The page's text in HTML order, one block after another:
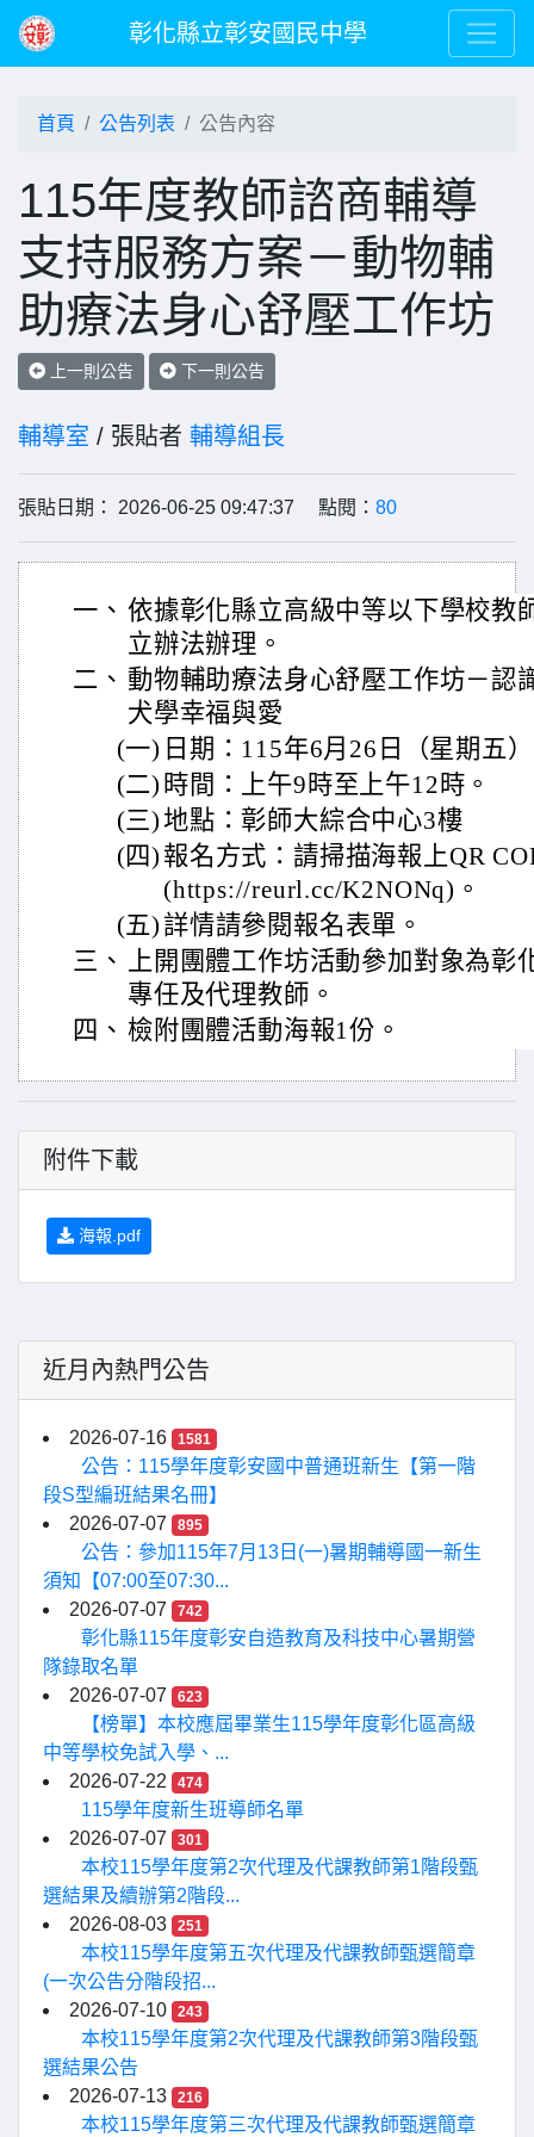
彰化縣立彰安國民中學
首頁 公告列表 公告內容
115年度教師諮商輔導
支持服務方案－動物輔
助療法身心舒壓工作坊
上一則公告 下一則公告
輔導室 / 張貼者 輔導組長
張貼日期： 2026-06-25 09:47:37 點閱： 80
一、 依據彰化縣立高級中等以下學校教
立辦法辦理。
二、 動物輔助療法身心舒壓工作坊－認
犬學幸福與愛
(一) 日期：115年6月26日（星期五
(二) 時間：上午9時至上午12時。
(三)地點：彰師大綜合中心3樓
(四) 報名方式：請掃描海報上QR
(https://reurl.cc/K2NONq)。
(五)詳情請參閱報名表單。
三、
上開團體工作坊活動參加對象為彰
專任及代理教師。
四、 檢附團體活動海報1份。
附件下載
海報.pdf
近月內熱門公告
2026-07-16 1581
公告：115學年度彰安國中普通班新生【第一階
段S型編班結果名冊】
2026-07-07
895
公告：參加115年7月13日(一)暑期輔導國一新生
須知【07:00至07:30...
2026-07-07
742
彰化縣115年度彰安自造教育及科技中心暑期營
隊錄取名單
2026-07-07
623
【榜單】本校應屆畢業生115學年度彰化區高級
中等學校免試入學、...
2026-07-22
474
115學年度新生班導師名單
2026-07-07
301
本校115學年度第2次代理及代課教師第1階段甄
選結果及續辦第2階段...
2026-08-03
251
本校115學年度第五次代理及代課教師甄選簡章
(一次公告分階段招...
2026-07-10
243
本校115學年度第2次代理及代課教師第3階段甄
選結果公告
2026-07-13
216
本校115學年度第三次代理及代課教師甄選簡章